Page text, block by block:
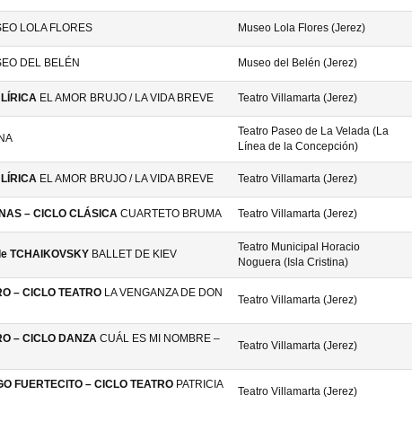
LOLA FLORES Museo Lola Flores (Jerez)
DEL BELÉN Museo del Belén (Jerez)
EL AMOR BRUJO / LA VIDA BREVE Teatro Villamarta (Jerez)
Teatro Paseo de La Velada (La
Línea de la Concepción)
EL AMOR BRUJO / LA VIDA BREVE Teatro Villamarta (Jerez)
– CICLO CLÁSICA CUARTETO BRUMA Teatro Villamarta (Jerez)
TCHAIKOVSKY BALLET DE KIEV
Teatro Municipal Horacio
Noguera (Isla Cristina)
– CICLO TEATRO LA VENGANZA DE DON
Teatro Villamarta (Jerez)
– CICLO DANZA CUÁL ES MI NOMBRE –
Teatro Villamarta (Jerez)
FUERTECITO – CICLO TEATRO PATRICIA
Teatro Villamarta (Jerez)